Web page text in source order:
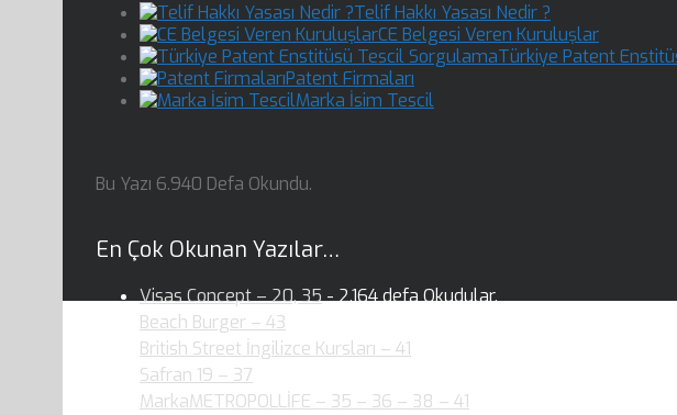
Telif Hakkı Yasası Nedir ?
CE Belgesi Veren Kuruluşlar
Türkiye Patent
Patent Firmaları
Marka İsim Tescil
Bu Yazı 6.940 Defa Okundu.
En Çok Okunan Yazılar…
Visas Concept – 20, 35- 2.164 defa Okudular.
Beach Burger – 43
British Street İngilizce Kursları – 41
Safran 19 – 37
MarkaMETROPOLLİFE – 35 – 36 – 38 – 41